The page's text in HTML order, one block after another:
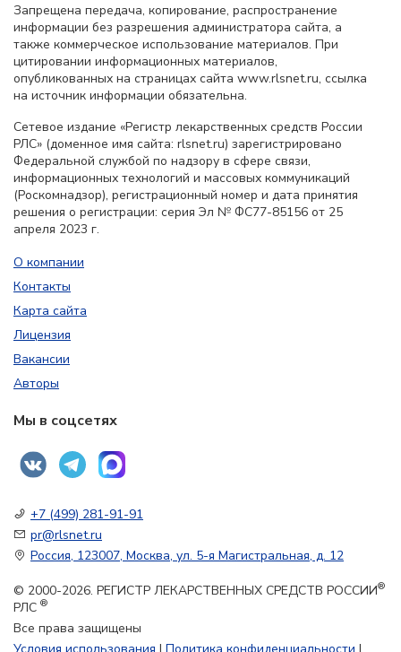
Запрещена передача, копирование, распространение
информации без разрешения администратора сайта, а
также коммерческое использование материалов. При
цитировании информационных материалов,
опубликованных на страницах сайта www.rlsnet.ru, ссылка
на источник информации обязательна.
Сетевое издание «Регистр лекарственных средств России
РЛС» (доменное имя сайта: rlsnet.ru) зарегистрировано
Федеральной службой по надзору в сфере связи,
информационных технологий и массовых коммуникаций
(Роскомнадзор), регистрационный номер и дата принятия
решения о регистрации: серия Эл № ФС77-85156 от 25
апреля 2023 г.
О компании
Контакты
Карта сайта
Лицензия
Вакансии
Авторы
Мы в соцсетях
+7 (499) 281-91-91
pr@rlsnet.ru
Россия, 123007, Москва, ул. 5-я Магистральная, д. 12
© 2000-2026. РЕГИСТР ЛЕКАРСТВЕННЫХ СРЕДСТВ РОССИИ®
РЛС ®
Все права защищены
Условия использования | Политика конфиденциальности |